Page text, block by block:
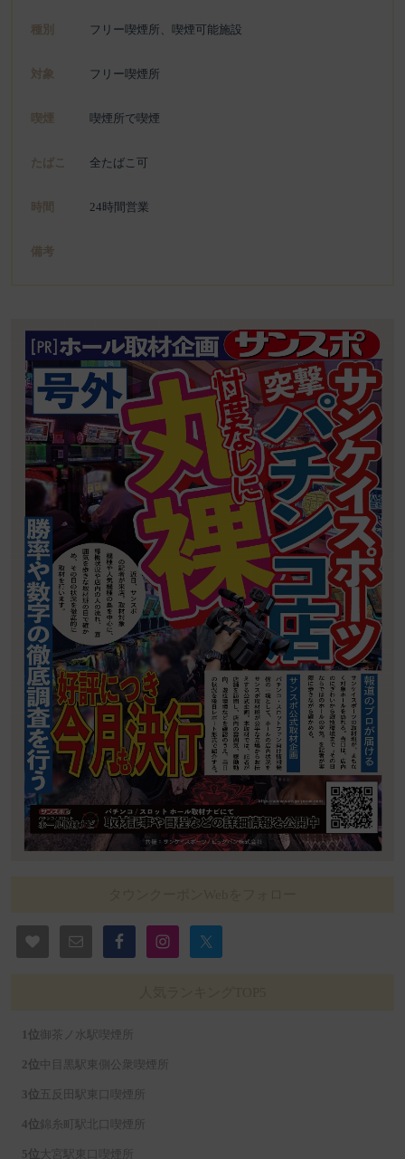
種別 フリー喫煙所、喫煙可能施設
対象 フリー喫煙所
喫煙 喫煙所で喫煙
たばこ 全たばこ可
時間 24時間営業
備考
御茶ノ水駅喫煙所
中目黒駅東側公衆喫煙所
五反田駅東口喫煙所
錦糸町駅北口喫煙所
大宮駅東口喫煙所